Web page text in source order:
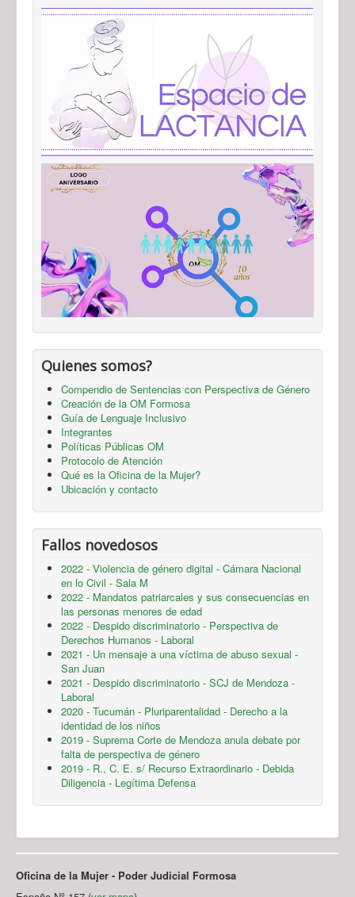
Quienes somos?
Compendio de Sentencias con Perspectiva de Género
Creación de la OM Formosa
Guía de Lenguaje Inclusivo
Integrantes
Políticas Públicas OM
Protocolo de Atención
Qué es la Oficina de la Mujer?
Ubicación y contacto
Fallos novedosos
2022 - Violencia de género digital - Cámara Nacional
en lo Civil - Sala M
2022 - Mandatos patriarcales y sus consecuencias en
las personas menores de edad
2022 - Despido discriminatorio - Perspectiva de
Derechos Humanos - Laboral
2021 - Un mensaje a una víctima de abuso sexual -
San Juan
2021 - Despido discriminatorio - SCJ de Mendoza -
Laboral
2020 - Tucumán - Pluriparentalidad - Derecho a la
identidad de los niños
2019 - Suprema Corte de Mendoza anula debate por
falta de perspectiva de género
2019 - R., C. E. s/ Recurso Extraordinario - Debida
Diligencia - Legítima Defensa
Oficina de la Mujer - Poder Judicial Formosa